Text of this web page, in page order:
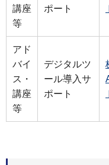
講座
等
ポート
アド
バイ
ス・
講座
等
デジタルツ
ール導入サ
ポート